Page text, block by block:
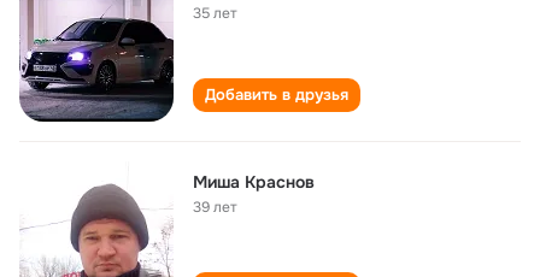
35 лет
Добавить в друзья
Mиша Kраснов
39 лет